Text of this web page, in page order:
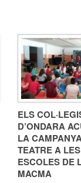
ELS
D’ONDARA
LA
TEATRE A LES
ESCOLES DE
MACMA